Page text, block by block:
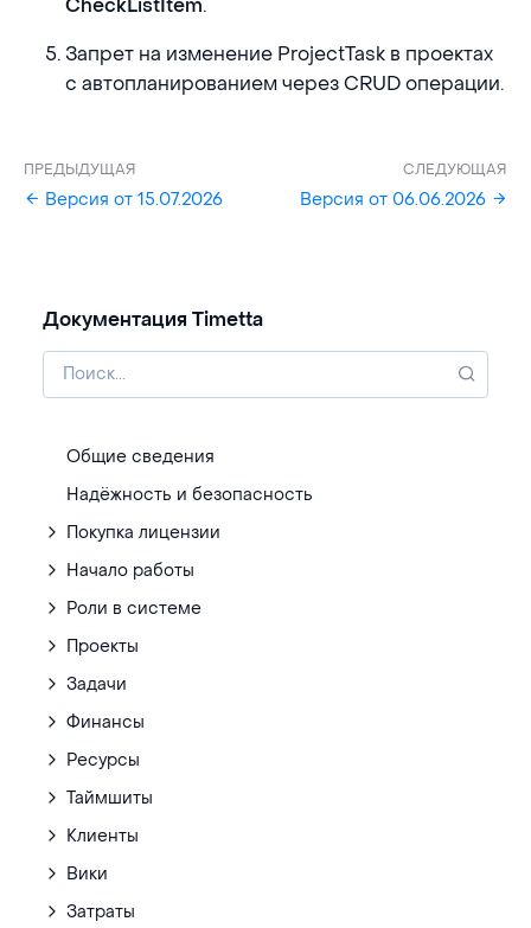
Документация Timetta
Общие сведения
Надёжность и безопасность
Покупка лицензии
Начало работы
Роли в системе
Проекты
Задачи
Финансы
Ресурсы
Таймшиты
Клиенты
Вики
Затраты
CheckListItem.
Запрет на изменение ProjectTask в проектах
с автопланированием через CRUD операции.
ПРЕДЫДУЩАЯ
Версия от 15.07.2026
СЛЕДУЮЩАЯ
Версия от 06.06.2026